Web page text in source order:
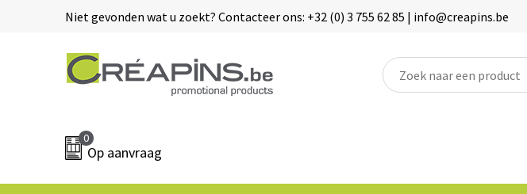
Niet gevonden wat u zoekt? Contacteer ons: +32 (0) 3 755 62 85 | info@creapins.be
0
Op aanvraag